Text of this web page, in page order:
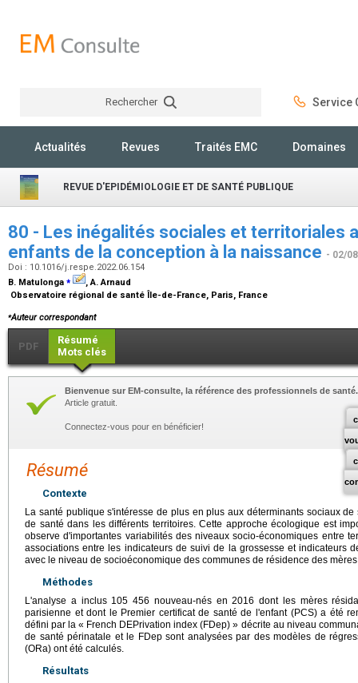
Rechercher Service
Actualités Revues Traités EMC Domaines
REVUE D'EPIDÉMIOLOGIE ET DE SANTÉ PUBLIQUE
80 - Les inégalités sociales et territoriales
enfants de la conception à la naissance - 02/
Doi : 10.1016/j.respe.2022.06.154
B. Matulonga ⁎
, A. Arnaud
Observatoire régional de santé Île-de-France, Paris, France
⁎Auteur correspondant
PDF
Résumé
Mots clés
Bienvenue sur EM-consulte, la référence des professionnels de santé.
Article gratuit.
Connectez-vous pour en bénéficier!
Résumé
Contexte
La santé publique s'intéresse de plus en plus aux déterminants sociaux de
de santé dans les différents territoires. Cette approche écologique est
observe d'importantes variabilités des niveaux socio-économiques entre
associations entre les indicateurs de suivi de la grossesse et indicateurs
avec le niveau de socioéconomique des communes de résidence des
Méthodes
L'analyse a inclus 105 456 nouveau-nés en 2016 dont les mères
parisienne et dont le Premier certificat de santé de l'enfant (PCS) a été
défini par la « French DEPrivation index (FDep) » décrite au niveau
de santé périnatale et le FDep sont analysées par des modèles de
(ORa) ont été calculés.
Résultats